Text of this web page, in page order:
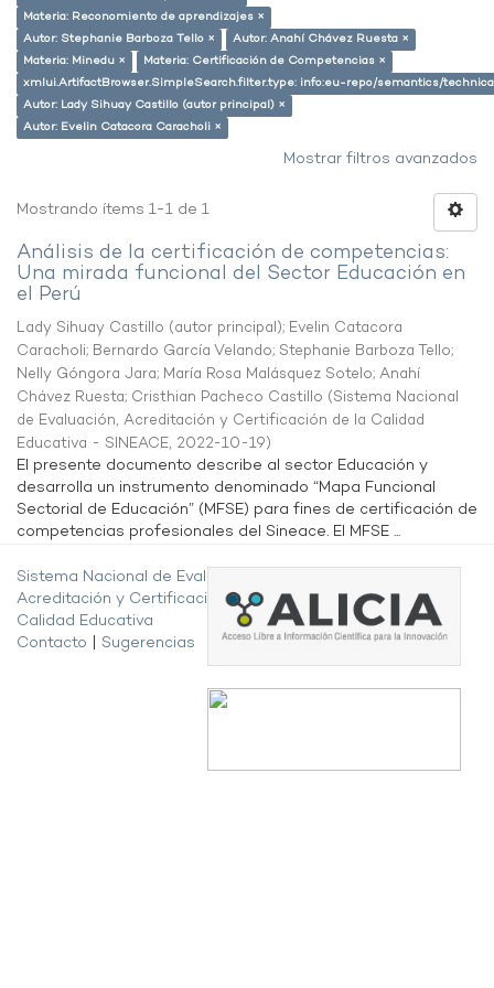
Materia: Reconomiento de aprendizajes ×
Autor: Stephanie Barboza Tello ×
Autor: Anahí Chávez Ruesta ×
Materia: Minedu ×
Materia: Certificación de Competencias ×
xmlui.ArtifactBrowser.SimpleSearch.filter.type: info:eu-repo/semantics/
Autor: Lady Sihuay Castillo (autor principal) ×
Autor: Evelin Catacora Caracholi ×
Mostrar filtros avanzados
Mostrando ítems 1-1 de 1
Análisis de la certificación de competencias:
Una mirada funcional del Sector Educación en
el Perú
Lady Sihuay Castillo (autor principal); Evelin Catacora
Caracholi; Bernardo García Velando; Stephanie Barboza Tello;
Nelly Góngora Jara; María Rosa Malásquez Sotelo; Anahí
Chávez Ruesta; Cristhian Pacheco Castillo (Sistema Nacional
de Evaluación, Acreditación y Certificación de la Calidad
Educativa - SINEACE, 2022-10-19)
El presente documento describe al sector Educación y
desarrolla un instrumento denominado “Mapa Funcional
Sectorial de Educación” (MFSE) para fines de certificación de
competencias profesionales del Sineace. El MFSE ...
Sistema Nacional de Evaluación,
Acreditación y Certificación de la
Calidad Educativa
Contacto
Sugerencias